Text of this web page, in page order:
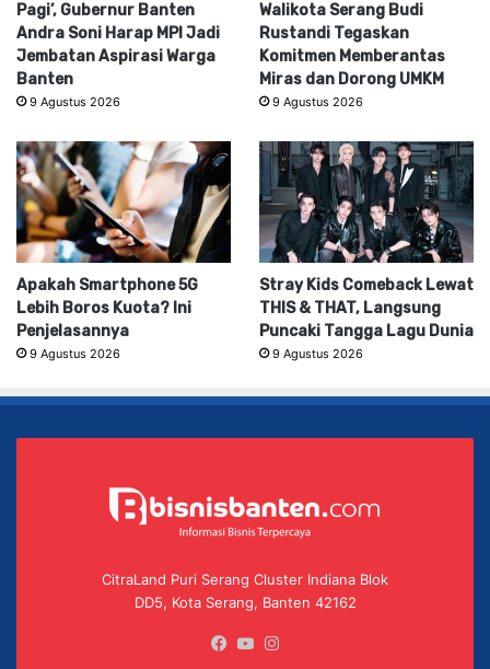
Pagi’, Gubernur Banten
Andra Soni Harap MPI Jadi
Jembatan Aspirasi Warga
Banten
9 Agustus 2026
Walikota Serang Budi
Rustandi Tegaskan
Komitmen Memberantas
Miras dan Dorong UMKM
9 Agustus 2026
Apakah Smartphone 5G
Lebih Boros Kuota? Ini
Penjelasannya
9 Agustus 2026
Stray Kids Comeback Lewat
THIS & THAT, Langsung
Puncaki Tangga Lagu Dunia
9 Agustus 2026
CitraLand Puri Serang Cluster Indiana Blok
DD5, Kota Serang, Banten 42162
Facebook
YouTube